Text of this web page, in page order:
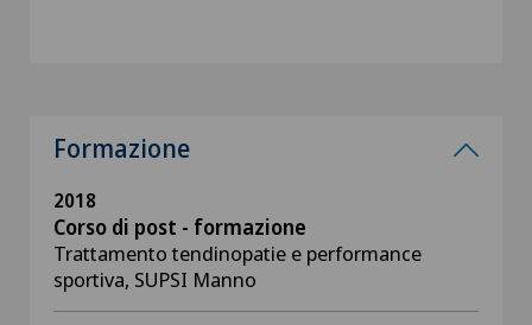
Formazione
2018
Corso di post - formazione
Trattamento tendinopatie e performance
sportiva, SUPSI Manno